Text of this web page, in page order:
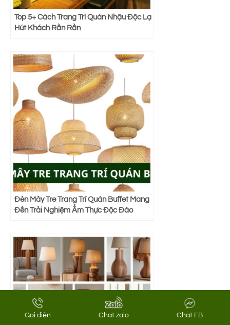
Gọi điện Chat zalo Chat FB
Top 5+ Cách Trang Trí Quán Nhậu Độc Lạ
Hút Khách Rần Rần
Đèn Mây Tre Trang Trí Quán Buffet Mang
Đến Trải Nghiệm Ẩm Thực Độc Đáo